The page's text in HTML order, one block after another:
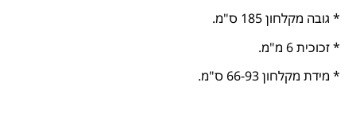
* גובה מקלחון 185 ס"מ.
* זכוכית 6 מ"מ.
* מידת מקלחון 66-93 ס"מ.